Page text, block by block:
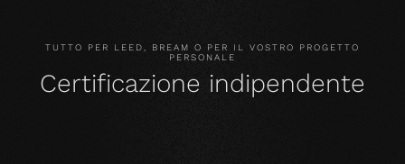
TUTTO PER LEED, BREAM O PER IL VOSTRO PROGETTO
PERSONALE
Certificazione indipendente